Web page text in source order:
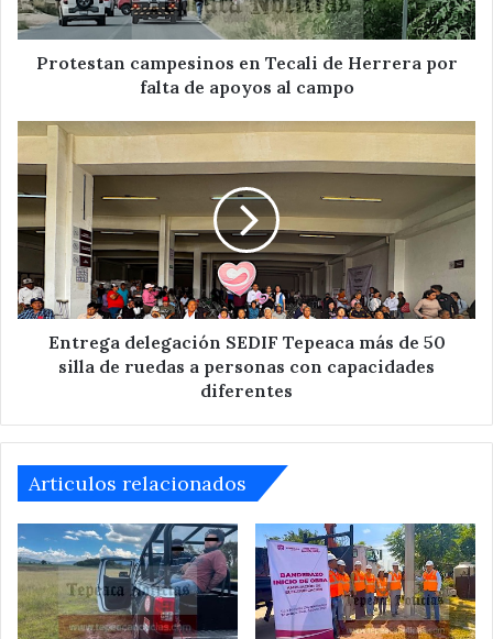
falta
de
apoyos
Protestan campesinos en Tecali de Herrera por
falta de apoyos al campo
Entrega
delegación
SEDIF
Tepeaca
más
de
50
silla
de
ruedas
capacidades
Entrega delegación SEDIF Tepeaca más de 50
silla de ruedas a personas con capacidades
diferentes
Articulos relacionados